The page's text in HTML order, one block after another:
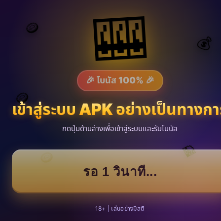
🪙
💰
🪙 💎
🪙
🎰
🎉 โบนัส 100% 🎉
เข้าสู่ระบบ APK อย่างเป็นทางก
กดปุ่มด้านล่างเพื่อเข้าสู่ระบบและรับโบนัส
รอ 1 วินาที...
18+ | เล่นอย่างมีสติ